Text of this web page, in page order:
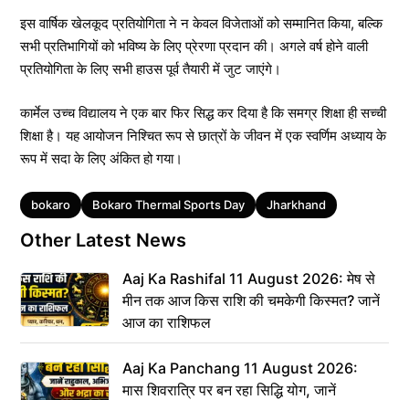
इस वार्षिक खेलकूद प्रतियोगिता ने न केवल विजेताओं को सम्मानित किया, बल्कि
सभी प्रतिभागियों को भविष्य के लिए प्रेरणा प्रदान की। अगले वर्ष होने वाली
प्रतियोगिता के लिए सभी हाउस पूर्व तैयारी में जुट जाएंगे।
कार्मेल उच्च विद्यालय ने एक बार फिर सिद्ध कर दिया है कि समग्र शिक्षा ही सच्ची
शिक्षा है। यह आयोजन निश्चित रूप से छात्रों के जीवन में एक स्वर्णिम अध्याय के
रूप में सदा के लिए अंकित हो गया।
Tags
bokaro Bokaro Thermal Sports Day Jharkhand
Other Latest News
Aaj Ka Rashifal 11 August 2026: मेष से
मीन तक आज किस राशि की चमकेगी किस्मत? जानें
आज का राशिफल
Aaj Ka Panchang 11 August 2026:
मास शिवरात्रि पर बन रहा सिद्धि योग, जानें